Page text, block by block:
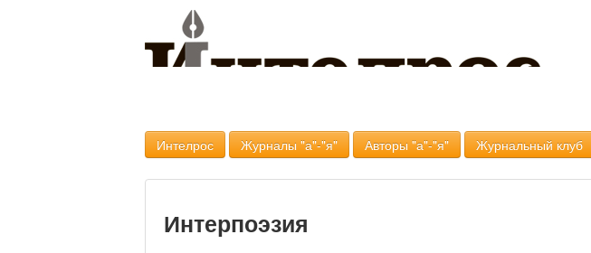
Интелрос Журналы "а"-"я" Авторы "а"-"я" Журнальный клуб
Интерпоэзия